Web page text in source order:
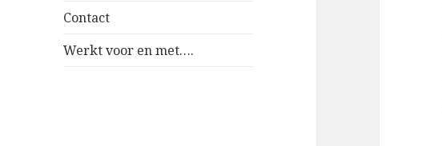
Contact
Werkt voor en met….